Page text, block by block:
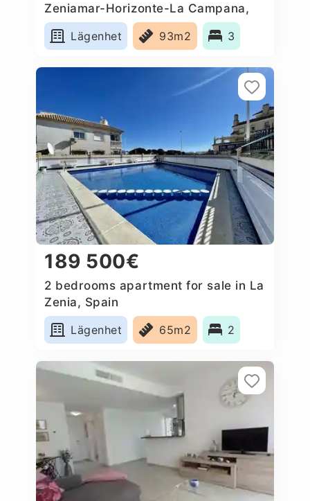
Zeniamar-Horizonte-La Campana,
Spain
Lägenhet
93m2 3
189 500€
2 bedrooms apartment for sale in La
Zenia, Spain
Lägenhet
65m2 2